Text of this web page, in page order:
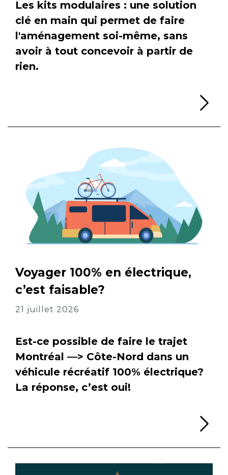
Les kits modulaires : une solution
clé en main qui permet de faire
l'aménagement soi-même, sans
avoir à tout concevoir à partir de
rien.
Voyager 100% en électrique,
c’est faisable?
21 juillet 2026
Est-ce possible de faire le trajet
Montréal —> Côte-Nord dans un
véhicule récréatif 100% électrique?
La réponse, c’est oui!